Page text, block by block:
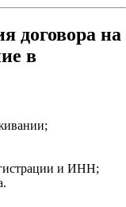
договора на
в
и ИНН;